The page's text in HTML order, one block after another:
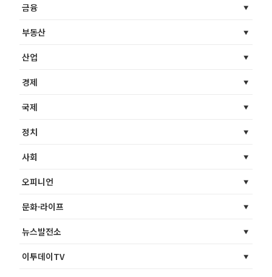
금융
부동산
산업
경제
국제
정치
사회
오피니언
문화·라이프
뉴스발전소
이투데이TV